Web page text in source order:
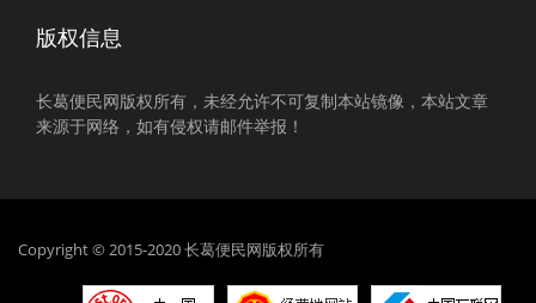
版权信息
长葛便民网版权所有，未经允许不可复制本站镜像，本站文章
来源于网络，如有侵权请邮件举报！
Copyright © 2015-2020 长葛便民网版权所有